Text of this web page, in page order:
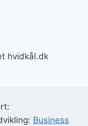
hvidkål.dk
Business